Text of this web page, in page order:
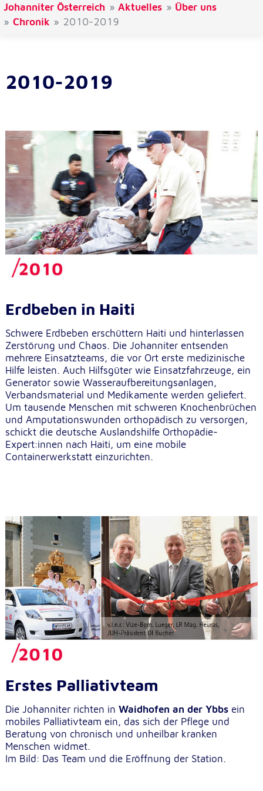
Johanniter Österreich Aktuelles
Über uns
Chronik
2010-2019
2010-2019
Erdbeben in Haiti
Schwere Erdbeben erschüttern Haiti und hinterlassen
Zerstörung und Chaos. Die Johanniter entsenden
mehrere Einsatzteams, die vor Ort erste medizinische
Hilfe leisten. Auch Hilfsgüter wie Einsatzfahrzeuge, ein
Generator sowie Wasseraufbereitungsanlagen,
Verbandsmaterial und Medikamente werden geliefert.
Um tausende Menschen mit schweren Knochenbrüchen
und Amputationswunden orthopädisch zu versorgen,
schickt die deutsche Auslandshilfe Orthopädie-
Expert:innen nach Haiti, um eine mobile
Containerwerkstatt einzurichten.
Erstes Palliativteam
Die Johanniter richten in Waidhofen an der Ybbsein
mobiles Palliativteam ein, das sich der Pflege und
Beratung von chronisch und unheilbar kranken
Menschen widmet.
Im Bild: Das Team und die Eröffnung der Station.
Google LLC
Zweck:
Einbinden und Anzeigen von Videos
Google Maps
Name:
NID
Anbieter:
Google LLC
Einbinden von interaktiven Google Karten
Cookie Laufzeit:
6 Monate